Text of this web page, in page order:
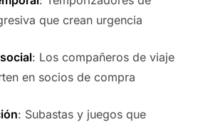
que crean urgencia
: Los compañeros de viaje
en socios de compra
: Subastas y juegos que